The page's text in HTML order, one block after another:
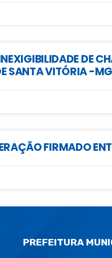
DE
SANTA VITÓRIA -
FIRMADO
PREFEITURA